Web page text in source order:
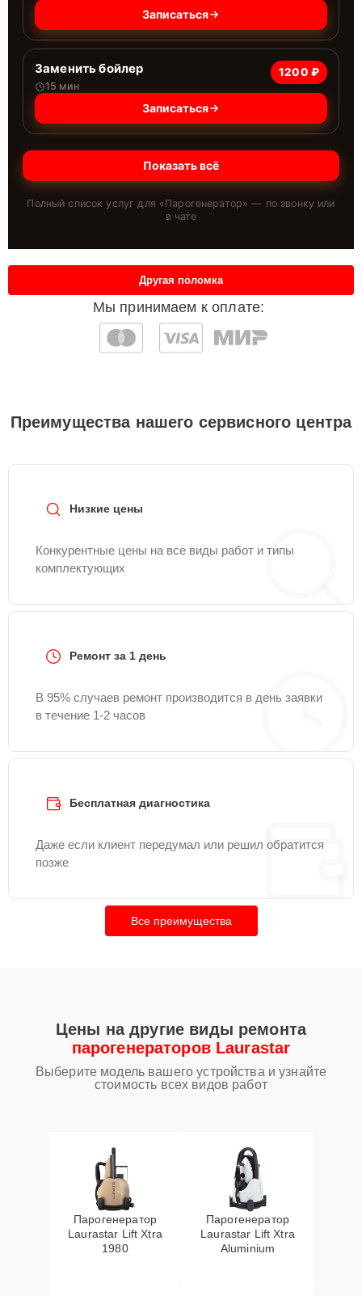
Записаться
Заменить бойлер
15 мин
1200 ₽
Записаться
Показать всё
Полный список услуг для «Парогенератор» — по звонку или
в чате
Мы принимаем к оплате:
Другая поломка
Преимущества нашего сервисного центра
Низкие цены
Конкурентные цены на все виды работ и типы
комплектующих
Ремонт за 1 день
В 95% случаев ремонт производится в день заявки
в течение 1-2 часов
Бесплатная диагностика
Даже если клиент передумал или решил обратится
позже
Все преимущества
Цены на другие виды ремонта
парогенераторов Laurastar
Выберите модель вашего устройства и узнайте
стоимость всех видов работ
Парогенератор
Laurastar Lift Xtra
1980
Парогенератор
Laurastar Lift Xtra
Aluminium